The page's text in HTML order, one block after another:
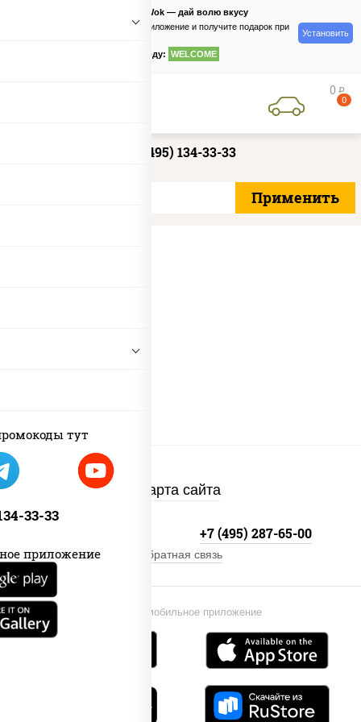
тут
33-33
приложение
PizzaSushiWok — дай волю вкусу
Скачайте приложение и получите подарок при
по промокоду: WELCOME
Установить
0 руб
0
+7 (495) 134-33-33
Карта сайта
Установи мобильное приложение
+7 (495) 287-65-00
Обратная связь